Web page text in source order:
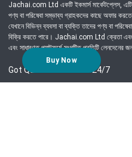
Buy Now
Jachai.com Ltd একটি ইকমার্স মার্কেটপ্লেস, এটি
পণ্য বা পরিষেবা সম্ভাব্য গ্রাহকদের কাছে অফার
যেখানে বিভিন্ন ব্যবসা বা ব্যক্তি তাদের পণ্য বা
বিক্রি করতে পারে। Jachai.com Ltd ক্রেতা এবং
এবং সাধারণত প্ল্যাটফর্মে সংঘটিত প্রতিটি লেনদেনের
Got Question? Call us 24/7